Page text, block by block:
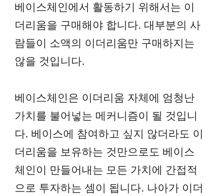
베이스체인에서 활동하기 위해서는 이
더리움을 구매해야 합니다. 대부분의 사
람들이 소액의 이더리움만 구매하지는
않을 것입니다.
베이스체인은 이더리움 자체에 엄청난
가치를 불어넣는 메커니즘이 될 것입니
다. 베이스에 참여하고 싶지 않더라도 이
더리움을 보유하는 것만으로도 베이스
체인이 만들어내는 모든 가치에 간접적
으로 투자하는 셈이 됩니다. 나아가 이더